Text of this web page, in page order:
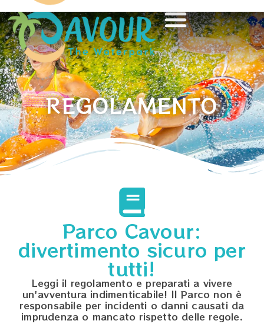
REGOLAMENTO
Parco Cavour:
divertimento sicuro per
tutti!
Leggi il regolamento e preparati a vivere
un'avventura indimenticabile! Il Parco non è
responsabile per incidenti o danni causati da
imprudenza o mancato rispetto delle regole.